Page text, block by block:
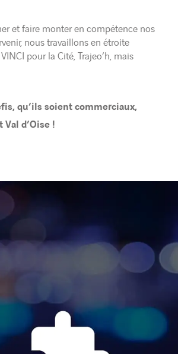
et faire monter en compétence nos
nous travaillons en étroite
pour la Cité, Trajeo’h, mais
qu’ils soient commerciaux,
d’Oise !